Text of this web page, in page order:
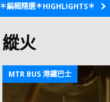
＊編輯精選＊HIGHLIGHTS＊
縱火
MTR BUS 港鐵巴士